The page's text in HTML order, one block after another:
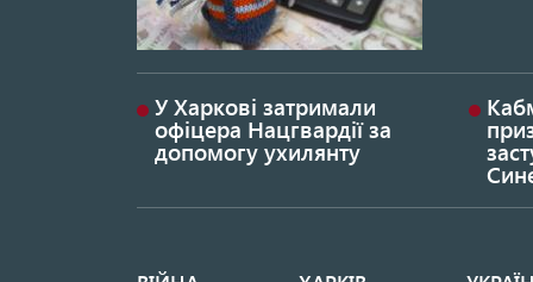
У Харкові затримали
офіцера Нацгвардії за
допомогу ухилянту